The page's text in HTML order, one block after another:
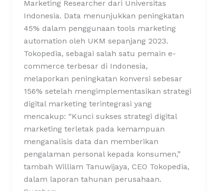
Marketing Researcher dari Universitas
Indonesia. Data menunjukkan peningkatan
45% dalam penggunaan tools marketing
automation oleh UKM sepanjang 2023.
Tokopedia, sebagai salah satu pemain e-
commerce terbesar di Indonesia,
melaporkan peningkatan konversi sebesar
156% setelah mengimplementasikan strategi
digital marketing terintegrasi yang
mencakup: “Kunci sukses strategi digital
marketing terletak pada kemampuan
menganalisis data dan memberikan
pengalaman personal kepada konsumen,”
tambah William Tanuwijaya, CEO Tokopedia,
dalam laporan tahunan perusahaan.